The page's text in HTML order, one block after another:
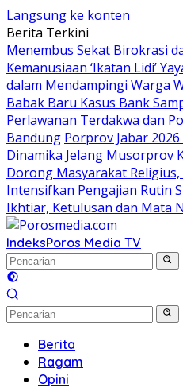
Langsung ke konten
Berita Terkini
Menembus Sekat Birokrasi
Kemanusiaan ‘Ikatan Lidi’
dalam Mendampingi Warga
Babak Baru Kasus Bank
Perlawanan Terdakwa dan
Bandung Porprov Jabar
Dinamika Jelang Musorprov
Dorong Masyarakat
Intensifkan Pengajian Rutin
Ikhtiar, Ketulusan dan Mata
IndeksPoros Media TV
Berita
Ragam
Opini